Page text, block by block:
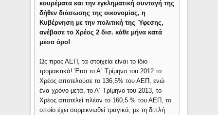
κουρέματα και την εγκληματική συνταγή της
δήθεν διάσωσης της οικονομίας, η
Κυβέρνηση με την πολιτική της Ύφεσης,
ανέβασε το Χρέος 2 δισ. κάθε μήνα κατά
μέσο όρο!
Ως προς ΑΕΠ, τα στοιχεία είναι το ίδιο
τρομακτικά! Έτσι το Α΄ Τρίμηνο του 2012 το
Χρέος αποτελούσε το 136,5% του ΑΕΠ, ενώ
ένα χρόνο μετά, το Α΄ Τρίμηνο του 2013, το
Χρέος αποτελεί πλέον το 160,5 % του ΑΕΠ, το
οποίο έχει συρρικνωθεί τραγικά, με τη διπλή